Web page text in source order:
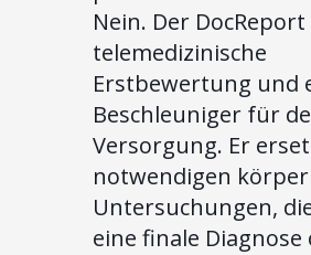
Nein. Der
telemedizinische
Erstbewertung und
Beschleuniger für
Versorgung. Er
notwendigen
Untersuchungen,
eine finale Diagnose